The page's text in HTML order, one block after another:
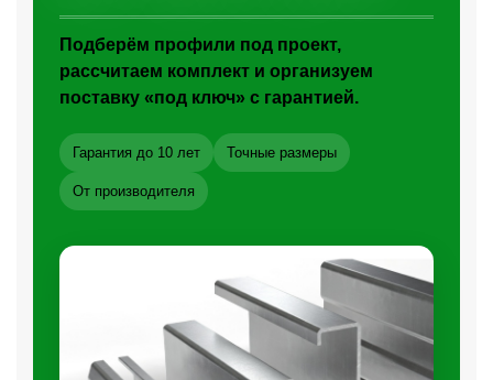
Подберём профили под проект,
рассчитаем комплект и организуем
поставку «под ключ» с гарантией.
Гарантия до 10 лет Точные размеры
От производителя